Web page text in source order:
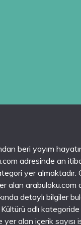
beri yayım
adresinde an
yer almaktadır.
alan arabuloku.com
detaylı bilgiler
adlı
yer alan içerik sayısı